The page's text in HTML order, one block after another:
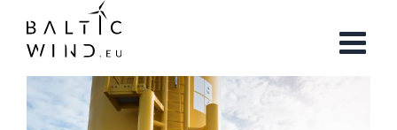
zawartości
większy